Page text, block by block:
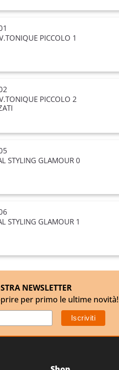
PICCOLO 1
PICCOLO 2
STYLING GLAMOUR 0
STYLING GLAMOUR 1
NEWSLETTER
per primo le ultime novità!